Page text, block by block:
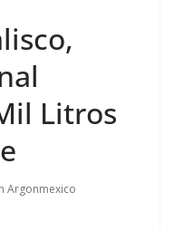
Litros
Argonmexico